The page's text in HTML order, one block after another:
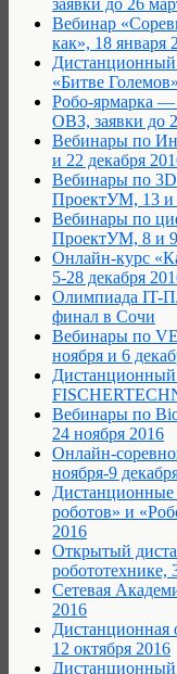
заявки до 26
Вебинар
как», 18 января
Дистанционный
«Битве
Робо-ярмарка —
ОВЗ, заявки до
Вебинары по
и 22 декабря
Вебинары по
ПроектУМ, 13 и
Вебинары по
ПроектУМ, 8 и 9
Онлайн-курс
5-28 декабря
Олимпиада IT-
финал в Сочи
Вебинары по
ноября и 6
Дистанционный
Вебинары по
24 ноября 2016
Онлайн-
ноября-9
Дистанционные
роботов» и
2016
Открытый
робототехнике,
Сетевая
2016
Дистанционная
12 октября 2016
Дистанционный